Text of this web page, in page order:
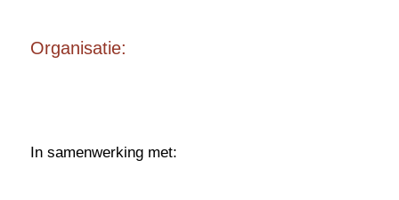
Organisatie:
In samenwerking met: